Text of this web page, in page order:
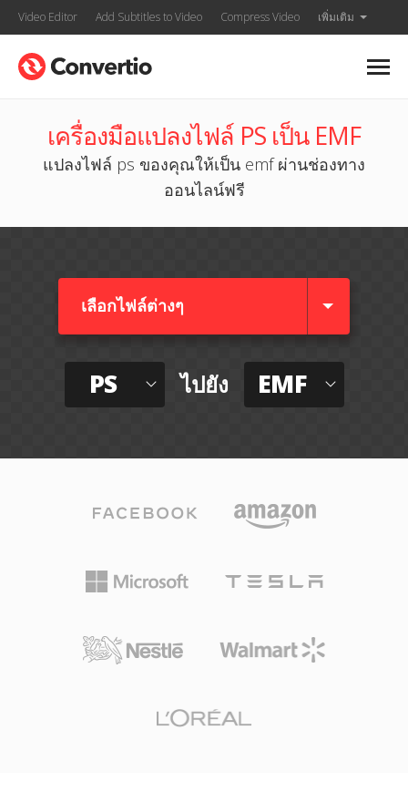
Video Editor Add Subtitles to Video Compress Video เพิ่มเติม
เครื่องมือแปลงไฟล์ PS เป็น EMF
แปลงไฟล์ ps ของคุณให้เป็น emf ผ่านช่องทาง
ออนไลน์ฟรี
เลือกไฟล์ต่างๆ​
PS ไปยัง EMF